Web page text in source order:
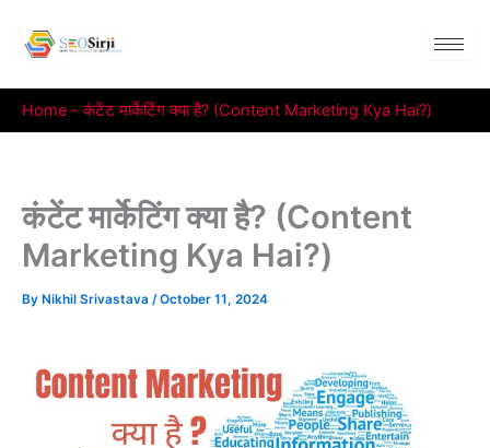
content
Home -कंटेंट मार्केटिंग क्या है? (Content Marketing Kya Hai?)
कंटेंट मार्केटिंग क्या है? (Content
Marketing Kya Hai?)
By Nikhil Srivastava /October 11, 2024